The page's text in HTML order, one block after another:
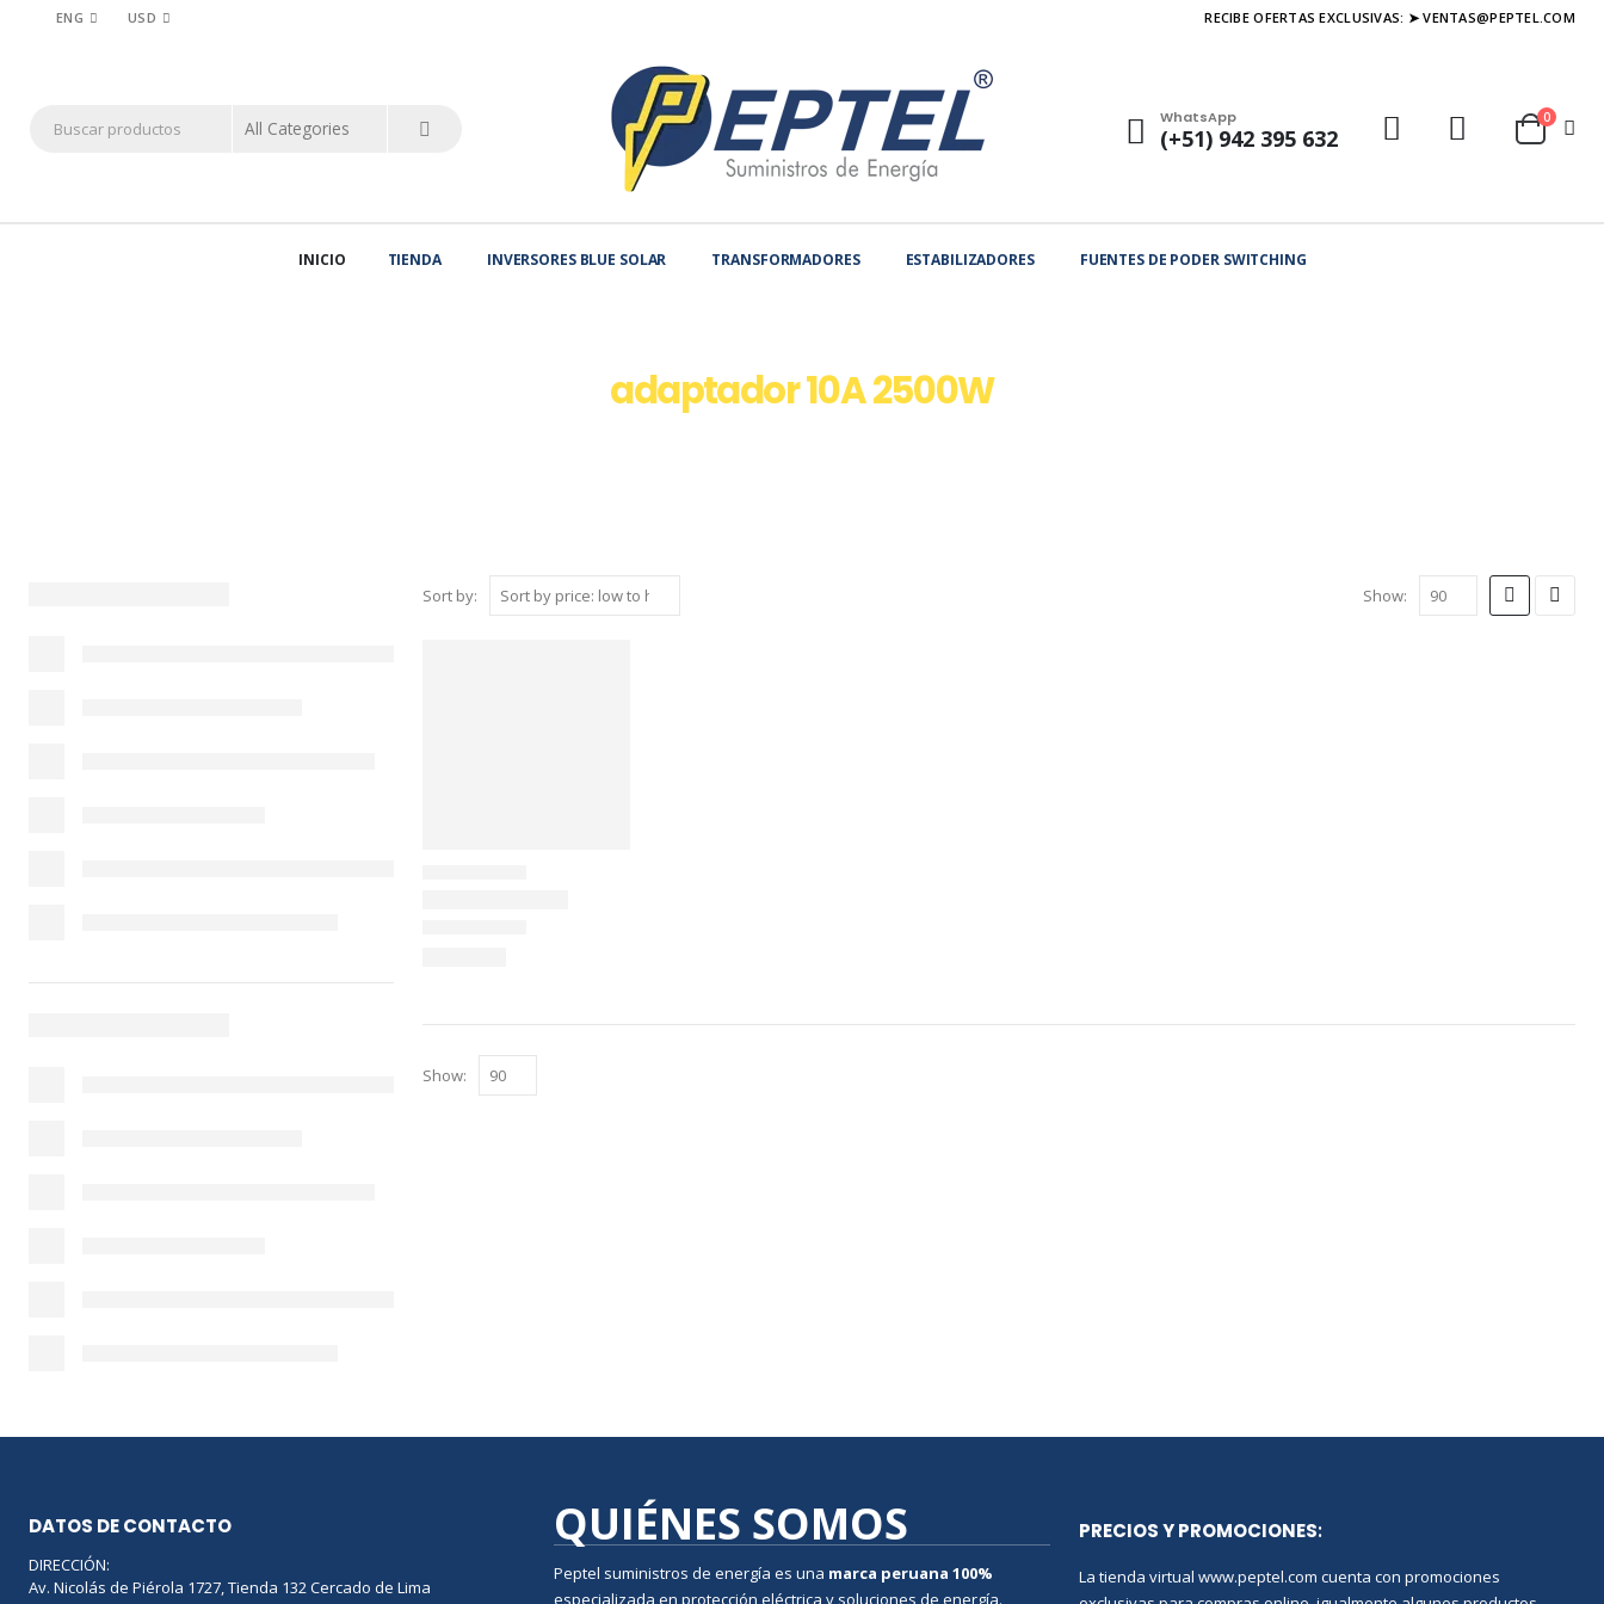
ENG USD RECIBE OFERTAS EXCLUSIVAS: ➤ VENTAS@PEPTEL.COM
WhatsApp
(+51) 942 395 632
0
INICIO TIENDA INVERSORES BLUE SOLAR TRANSFORMADORES ESTABILIZADORES FUENTES DE PODER SWITCHING
adaptador 10A 2500W
Sort by: Show:
Show:
DATOS DE CONTACTO
DIRECCIÓN:
Av. Nicolás de Piérola 1727, Tienda 132 Cercado de Lima
QUIÉNES SOMOS
Peptel suministros de energía es una marca peruana 100%
especializada en protección eléctrica y soluciones de energía.
PRECIOS Y PROMOCIONES:
La tienda virtual www.peptel.com cuenta con promociones